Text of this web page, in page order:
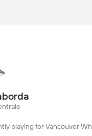
playing for Vancouver